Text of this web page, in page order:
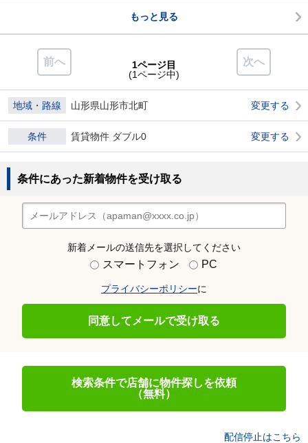
もっと見る
前へ 次へ
1ページ目
(1ページ中)
地域・路線 山形県山形市北町 変更する
条件 賃貸物件 ダブル0 変更する
条件にあった新着物件を受け取る
新着メールの送信先を選択してください
スマートフォン PC
プライバシーポリシーに
同意してメールで受け取る
検索条件で店舗に物件探しを依頼
（無料）
配信停止はこちら